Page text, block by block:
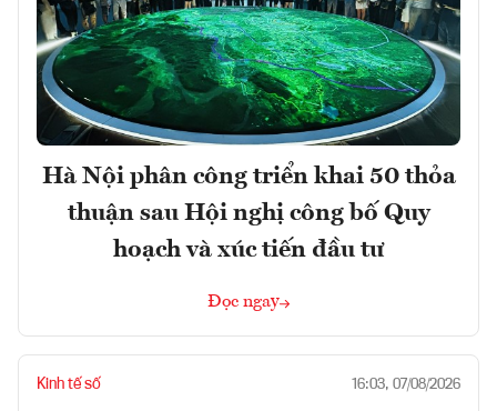
Hà Nội phân công triển khai 50 thỏa
thuận sau Hội nghị công bố Quy
hoạch và xúc tiến đầu tư
Đọc ngay
Kinh tế số 16:03, 07/08/2026